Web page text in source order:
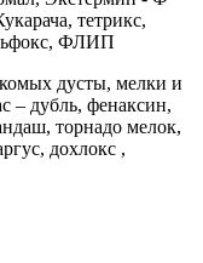
тетрикс,
ФЛИП
дусты, мелки и
– дубль, фенаксин,
торнадо мелок,
дохлокс ,